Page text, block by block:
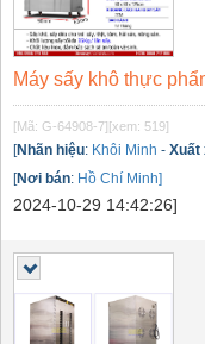
Máy sấy khô thực
[Mã: G-64908-7][xem: 519]
[Nhãn hiệu: Khôi Minh - Xuất
[Nơi bán: Hồ Chí Minh]
2024-10-29 14:42:26]